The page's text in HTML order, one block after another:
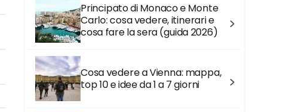
Principato di Monaco e Monte
Carlo: cosa vedere, itinerari e
cosa fare la sera (guida 2026)
Cosa vedere a Vienna: mappa,
top 10 e idee da 1 a 7 giorni